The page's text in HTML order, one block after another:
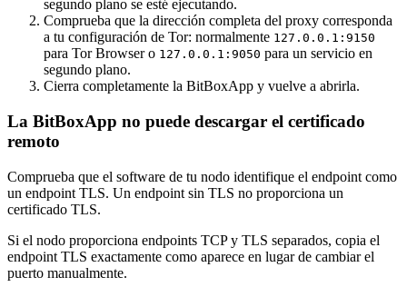
segundo plano se esté ejecutando.
Comprueba que la dirección completa del proxy corresponda
a tu configuración de Tor: normalmente 127.0.0.1:9150
para Tor Browser o 127.0.0.1:9050 para un servicio en
segundo plano.
Cierra completamente la BitBoxApp y vuelve a abrirla.
La BitBoxApp no puede descargar el certificado
remoto
Comprueba que el software de tu nodo identifique el endpoint como
un endpoint TLS. Un endpoint sin TLS no proporciona un
certificado TLS.
Si el nodo proporciona endpoints TCP y TLS separados, copia el
endpoint TLS exactamente como aparece en lugar de cambiar el
puerto manualmente.